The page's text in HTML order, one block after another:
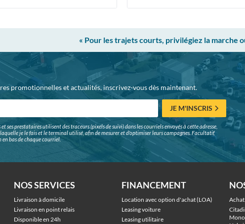
« Pour les trajets courts, privilégiez la marche
promotionnelles et actualités, inscrivez-vous dès maintenant.
JE M'INSCRIS
ses prestataires utilisent des traceurs (pixels de suivi) dans les courriels envoyés à cette adresse,
je le fais et le terminal utilisé, afin de mesurer et d'optimiser leurs campagnes. Facultatif,
bas de chaque courriel.
NOS SERVICES
Livraison à domicile
Livraison en point relais
Disponible en 24h
FINANCEMENT
Location avec option d'achat (LOA)
Leasing voiture
Leasing utilitaire